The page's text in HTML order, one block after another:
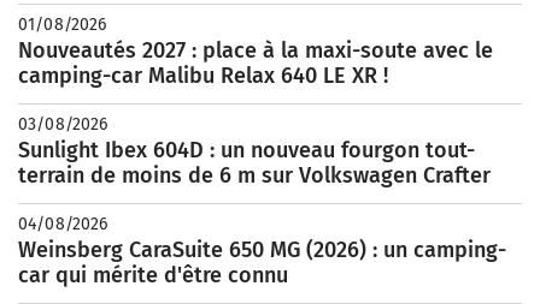
01/08/2026
Nouveautés 2027 : place à la maxi-soute avec le
camping-car Malibu Relax 640 LE XR !
03/08/2026
Sunlight Ibex 604D : un nouveau fourgon tout-
terrain de moins de 6 m sur Volkswagen Crafter
04/08/2026
Weinsberg CaraSuite 650 MG (2026) : un camping-
car qui mérite d'être connu